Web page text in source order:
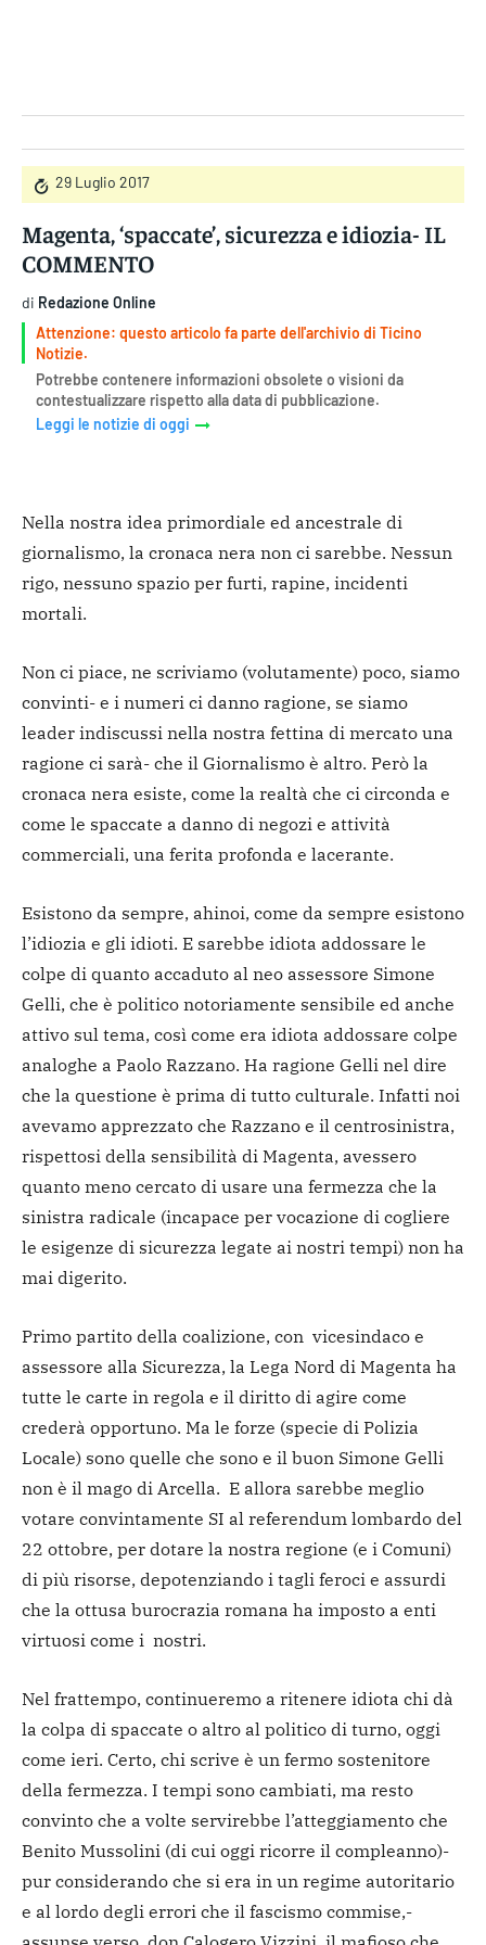
29 Luglio 2017
Magenta, ‘spaccate’, sicurezza e idiozia- IL
COMMENTO
di Redazione Online
Attenzione: questo articolo fa parte dell'archivio di Ticino
Notizie.
Potrebbe contenere informazioni obsolete o visioni da
contestualizzare rispetto alla data di pubblicazione.
Leggi le notizie di oggi
Nella nostra idea primordiale ed ancestrale di
giornalismo, la cronaca nera non ci sarebbe. Nessun
rigo, nessuno spazio per furti, rapine, incidenti
mortali.
Non ci piace, ne scriviamo (volutamente) poco, siamo
convinti- e i numeri ci danno ragione, se siamo
leader indiscussi nella nostra fettina di mercato una
ragione ci sarà- che il Giornalismo è altro. Però la
cronaca nera esiste, come la realtà che ci circonda e
come le spaccate a danno di negozi e attività
commerciali, una ferita profonda e lacerante.
Esistono da sempre, ahinoi, come da sempre esistono
l’idiozia e gli idioti. E sarebbe idiota addossare le
colpe di quanto accaduto al neo assessore Simone
Gelli, che è politico notoriamente sensibile ed anche
attivo sul tema, così come era idiota addossare colpe
analoghe a Paolo Razzano. Ha ragione Gelli nel dire
che la questione è prima di tutto culturale. Infatti noi
avevamo apprezzato che Razzano e il centrosinistra,
rispettosi della sensibilità di Magenta, avessero
quanto meno cercato di usare una fermezza che la
sinistra radicale (incapace per vocazione di cogliere
le esigenze di sicurezza legate ai nostri tempi) non ha
mai digerito.
Primo partito della coalizione, con vicesindaco e
assessore alla Sicurezza, la Lega Nord di Magenta ha
tutte le carte in regola e il diritto di agire come
crederà opportuno. Ma le forze (specie di Polizia
Locale) sono quelle che sono e il buon Simone Gelli
non è il mago di Arcella. E allora sarebbe meglio
votare convintamente SI al referendum lombardo del
22 ottobre, per dotare la nostra regione (e i Comuni)
di più risorse, depotenziando i tagli feroci e assurdi
che la ottusa burocrazia romana ha imposto a enti
virtuosi come i nostri.
Nel frattempo, continueremo a ritenere idiota chi dà
la colpa di spaccate o altro al politico di turno, oggi
come ieri. Certo, chi scrive è un fermo sostenitore
della fermezza. I tempi sono cambiati, ma resto
convinto che a volte servirebbe l’atteggiamento che
Benito Mussolini (di cui oggi ricorre il compleanno)-
pur considerando che si era in un regime autoritario
e al lordo degli errori che il fascismo commise,-